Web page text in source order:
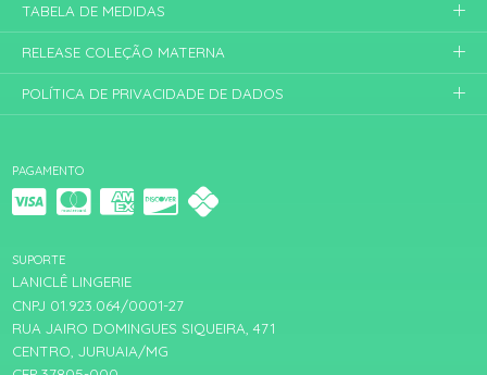
PAGAMENTO
SUPORTE
LANICLÊ LINGERIE
CNPJ 01.923.064/0001-27
RUA JAIRO DOMINGUES SIQUEIRA, 471
CENTRO, JURUAIA/MG
TABELA DE MEDIDAS
RELEASE COLEÇÃO MATERNA
POLÍTICA DE PRIVACIDADE DE DADOS